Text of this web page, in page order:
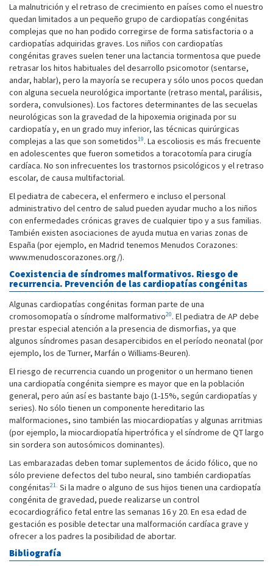
La malnutrición y el retraso de crecimiento en países como el nuestro
quedan limitados a un pequeño grupo de cardiopatías congénitas
complejas que no han podido corregirse de forma satisfactoria o a
cardiopatías adquiridas graves. Los niños con cardiopatías
congénitas graves suelen tener una lactancia tormentosa que puede
retrasar los hitos habituales del desarrollo psicomotor (sentarse,
andar, hablar), pero la mayoría se recupera y sólo unos pocos quedan
con alguna secuela neurológica importante (retraso mental, parálisis,
sordera, convulsiones). Los factores determinantes de las secuelas
neurológicas son la gravedad de la hipoxemia originada por su
cardiopatía y, en un grado muy inferior, las técnicas quirúrgicas
complejas a las que son sometidos19. La escoliosis es más frecuente
en adolescentes que fueron sometidos a toracotomía para cirugía
cardíaca. No son infrecuentes los trastornos psicológicos y el retraso
escolar, de causa multifactorial.
El pediatra de cabecera, el enfermero e incluso el personal
administrativo del centro de salud pueden ayudar mucho a los niños
con enfermedades crónicas graves de cualquier tipo y a sus familias.
También existen asociaciones de ayuda mutua en varias zonas de
España (por ejemplo, en Madrid tenemos Menudos Corazones:
www.menudoscorazones.org/).
Coexistencia de síndromes malformativos. Riesgo de
recurrencia. Prevención de las cardiopatías congénitas
Algunas cardiopatías congénitas forman parte de una
cromosomopatía o síndrome malformativo20. El pediatra de AP debe
prestar especial atención a la presencia de dismorfias, ya que
algunos síndromes pasan desapercibidos en el período neonatal (por
ejemplo, los de Turner, Marfán o Williams-Beuren).
El riesgo de recurrencia cuando un progenitor o un hermano tienen
una cardiopatía congénita siempre es mayor que en la población
general, pero aún así es bastante bajo (1-15%, según cardiopatías y
series). No sólo tienen un componente hereditario las
malformaciones, sino también las miocardiopatías y algunas arritmias
(por ejemplo, la miocardiopatía hipertrófica y el síndrome de QT largo
sin sordera son autosómicos dominantes).
Las embarazadas deben tomar suplementos de ácido fólico, que no
sólo previene defectos del tubo neural, sino también cardiopatías
congénitas21
Si la madre o alguno de sus hijos tienen una cardiopatía
congénita de gravedad, puede realizarse un control
ecocardiográfico fetal entre las semanas 16 y 20. En esa edad de
gestación es posible detectar una malformación cardíaca grave y
ofrecer a los padres la posibilidad de abortar.
Bibliografía